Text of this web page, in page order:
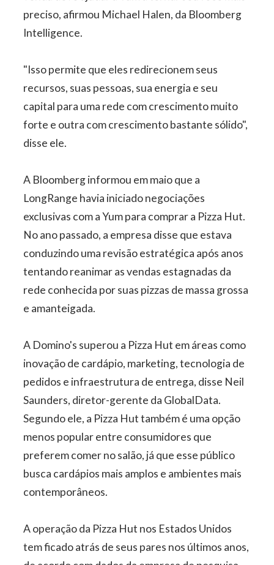
preciso, afirmou Michael Halen, da Bloomberg
Intelligence.
"Isso permite que eles redirecionem seus
recursos, suas pessoas, sua energia e seu
capital para uma rede com crescimento muito
forte e outra com crescimento bastante sólido",
disse ele.
A Bloomberg informou em maio que a
LongRange havia iniciado negociações
exclusivas com a Yum para comprar a Pizza Hut.
No ano passado, a empresa disse que estava
conduzindo uma revisão estratégica após anos
tentando reanimar as vendas estagnadas da
rede conhecida por suas pizzas de massa grossa
e amanteigada.
A Domino's superou a Pizza Hut em áreas como
inovação de cardápio, marketing, tecnologia de
pedidos e infraestrutura de entrega, disse Neil
Saunders, diretor-gerente da GlobalData.
Segundo ele, a Pizza Hut também é uma opção
menos popular entre consumidores que
preferem comer no salão, já que esse público
busca cardápios mais amplos e ambientes mais
contemporâneos.
A operação da Pizza Hut nos Estados Unidos
tem ficado atrás de seus pares nos últimos anos,